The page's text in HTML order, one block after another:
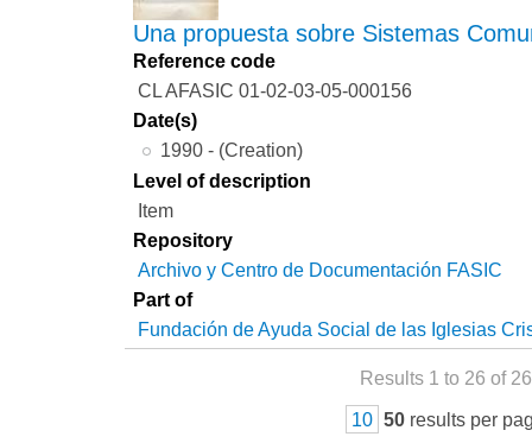
Una propuesta sobre Sistemas
Reference code
CL AFASIC 01-02-03-05-000156
Date(s)
1990 - (Creation)
Level of description
Item
Repository
Archivo y Centro de Documentación FASIC
Part of
Fundación de Ayuda Social de las Iglesias
Results 1 to 26 of 26
10 50 results per